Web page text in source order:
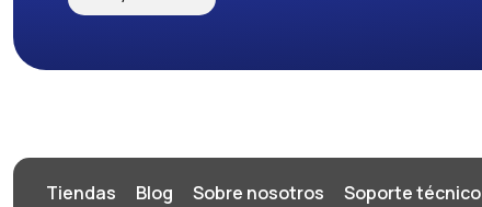
Tiendas Blog Sobre nosotros Soporte técnico